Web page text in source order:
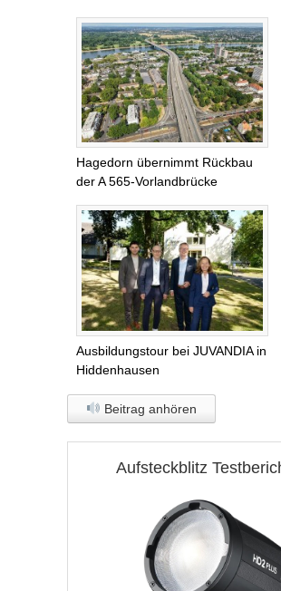
Hagedorn übernimmt Rückbau
der A 565-Vorlandbrücke
Ausbildungstour bei JUVANDIA in
Hiddenhausen
Beitrag anhören
Aufsteckblitz